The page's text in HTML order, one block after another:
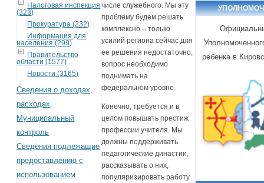
Налоговая инспекция
(323)
Прокуратура (232)
Информация для
населения (299)
Правительство
области (1577)
Новости (3165)
Сведения о доходах,
расходах
Муниципальный
контроль
Сведения подлежащие
предоставлению с
использованием
числе служебного. Мы эту
проблему будем решать
комплексно – только
усилий региона сейчас для
ее решения недостаточно,
вопрос необходимо
поднимать на
федеральном уровне.
Конечно, требуется и в
целом повышать престиж
профессии учителя. Мы
должны поддерживать
педагогические династии,
рассказывать о них,
популяризировать работу
ребенка в